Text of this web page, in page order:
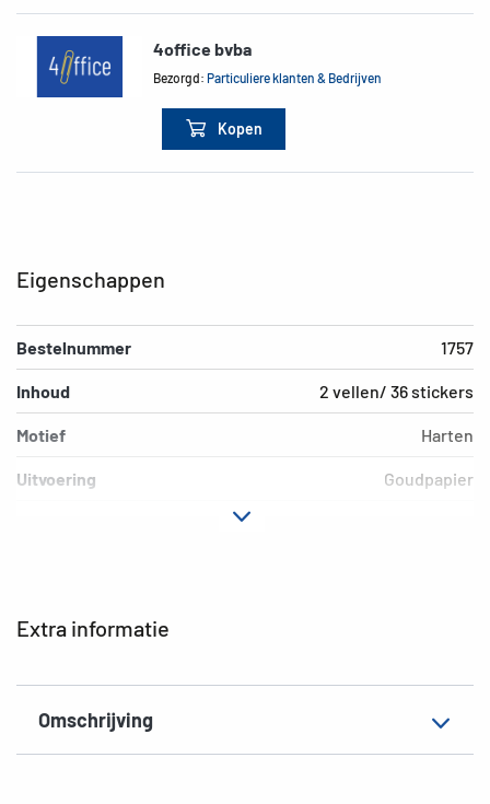
4office bvba
Bezorgd:Particuliere klanten & Bedrijven
Kopen
Extra informatie
Omschrijving
Eigenschappen
Bestelnummer 1757
Inhoud 2 vellen/ 36 stickers
Motief Harten
Uitvoering Goudpapier